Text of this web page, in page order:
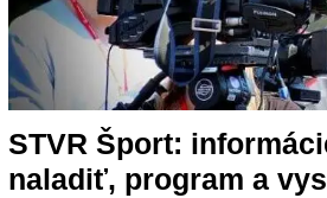
STVR Šport:
naladiť, program a